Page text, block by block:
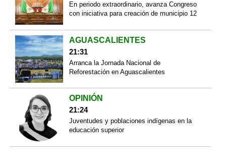
En periodo extraordinario, avanza Congreso
con iniciativa para creación de municipio 12
AGUASCALIENTES
21:31
Arranca la Jornada Nacional de
Reforestación en Aguascalientes
OPINIÓN
21:24
Juventudes y poblaciones indígenas en la
educación superior